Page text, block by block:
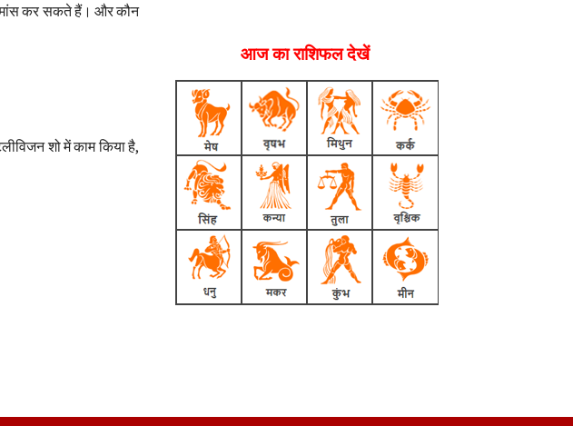
कर सकते हैं। और कौन
शो में काम किया है,
आज का राशिफल देखें